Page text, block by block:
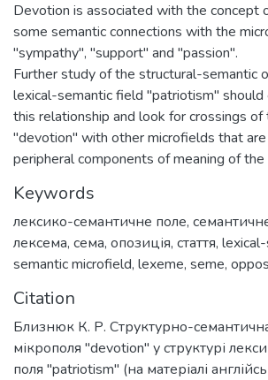
Devotion is associated with the concept
some semantic connections with the
"sympathy", "support" and "passion".
Further study of the structural-semantic
lexical-semantic field "patriotism" should
this relationship and look for crossings
"devotion" with other microfields that are
peripheral components of meaning of
Keywords
лексико-семантичне поле,
лексема, сема, опозиція, стаття,
semantic microfield, lexeme, seme,
Citation
Близнюк К. Р. Структурно-семантична
мікрополя "devotion" у структурі
поля "patriotism" (на матеріалі